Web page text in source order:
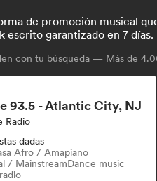
de promoción musical
escrito garantizado en 7 días.
con tu búsqueda — Más de
93.5 - Atlantic City, NJ
Radio
dadas
Afro / Amapiano
/ MainstreamDance music